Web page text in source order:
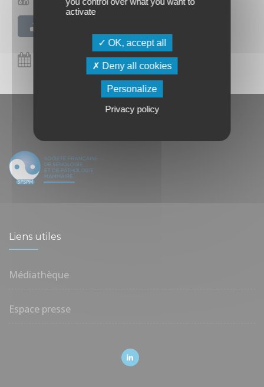
Liens utiles
Médiathèque
Espace presse
activate
OK, accept all
Deny all cookies
Personalize
Privacy policy